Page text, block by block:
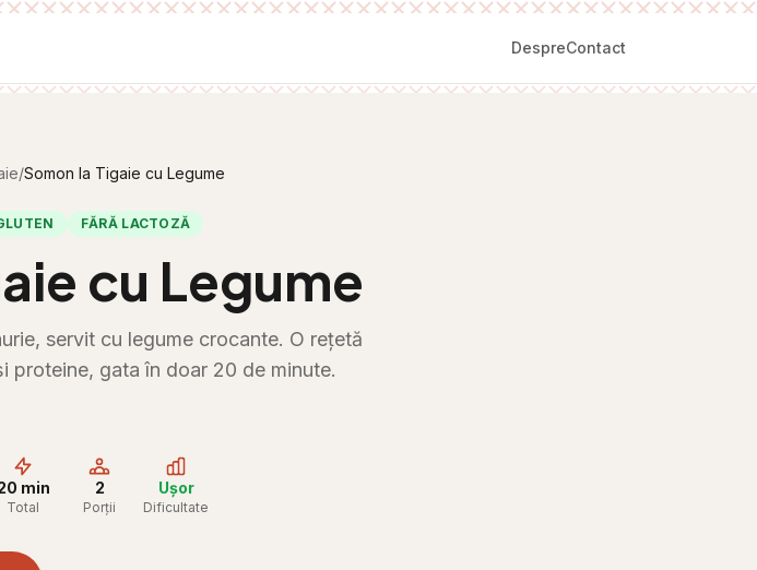
DespreContact
/Somon la Tigaie cu Legume
FĂRĂ LACTOZĂ
cu Legume
servit cu legume crocante. O rețetă
proteine, gata în doar 20 de minute.
min
Total
2
Porții
Ușor
Dificultate